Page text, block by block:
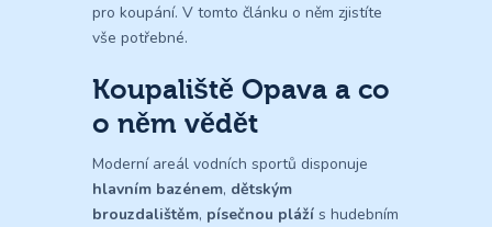
pro koupání. V tomto článku o něm zjistíte
vše potřebné.
Koupaliště Opava a co
o něm vědět
Moderní areál vodních sportů disponuje
hlavním bazénem, dětským
brouzdalištěm, písečnou pláží s hudebním